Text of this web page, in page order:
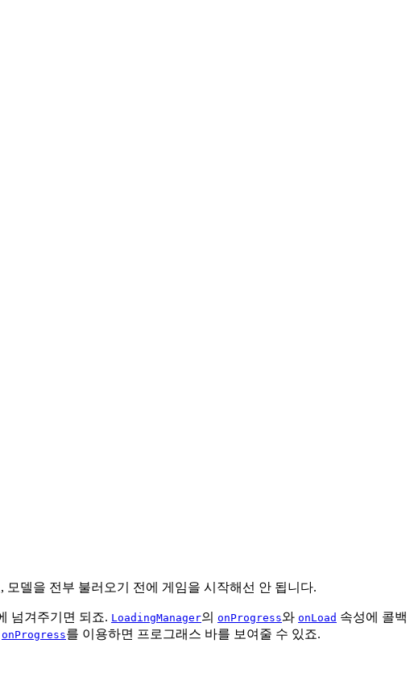
델을 전부 불러오기 전에 게임을 시작해선 안 됩니다.
넘겨주기면 되죠. LoadingManager의 onProgress와 onLoad 속성에 콜백
onProgress를 이용하면 프로그래스 바를 보여줄 수 있죠.